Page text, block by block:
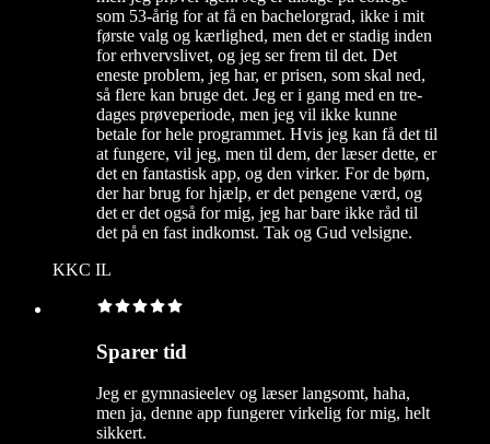
som 53-årig for at få en bachelorgrad, ikke i mit
første valg og kærlighed, men det er stadig inden
for erhvervslivet, og jeg ser frem til det. Det
eneste problem, jeg har, er prisen, som skal ned,
så flere kan bruge det. Jeg er i gang med en tre-
dages prøveperiode, men jeg vil ikke kunne
betale for hele programmet. Hvis jeg kan få det til
at fungere, vil jeg, men til dem, der læser dette, er
det en fantastisk app, og den virker. For de børn,
der har brug for hjælp, er det pengene værd, og
det er det også for mig, jeg har bare ikke råd til
det på en fast indkomst. Tak og Gud velsigne.
KKC IL
Sparer tid
Jeg er gymnasieelev og læser langsomt, haha,
men ja, denne app fungerer virkelig for mig, helt
sikkert.